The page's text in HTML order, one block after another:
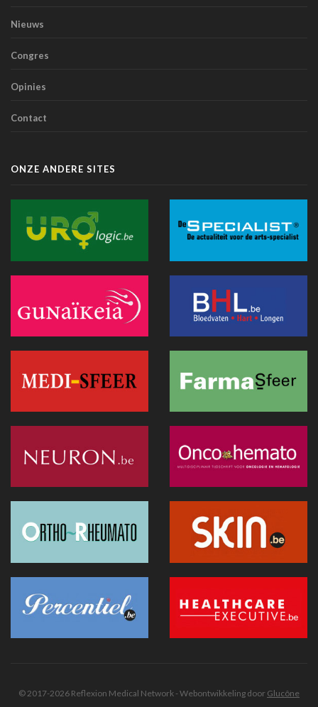
voorzichtigheid bij verspreiden van informatie
Belgen blijven de meest terughoudende Europeanen
07 juli 2026 - 09:34
Belgische primeur: Imeldaziekenhuis zet AI in voor
Anthropic lanceert “Claude Science”, een AI-werkomgeving
voor biomedisch onderzoek
Belgische primeur: een immersieve virtual reality-capsule
doet zijn intrede in het CNP Saint-Martin
Europese Commissie wil snellere uitrol van AI in de
28 juni 2026 - 13:40
Hitte: Storing bij elektronisch patiëntendossier in AZ Sint-
Lucas van de baan
Doktr wil uitgroeien tot een allesomvattend zorgplatform
oververhitte server in Parijs
25 juni 2026 - 11:12
Exoskeletten doen hun intrede in de praktijk: wat artsen
24 juni 2026 - 09:32
24 juni 2026 - 08:52
Nieuws
Congres
Opinies
Contact
ONZE ANDERE SITES
© 2017-2026 Reflexion Medical Network - Webontwikkeling door Glucône